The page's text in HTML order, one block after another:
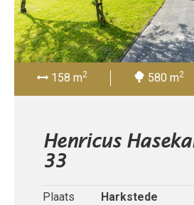
158 m2 580 m2
Henricus
33
Plaats
Harkstede